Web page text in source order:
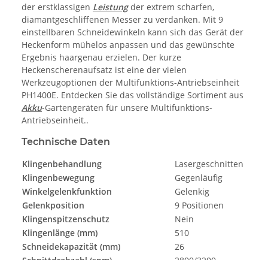
der erstklassigen Leistungder extrem scharfen,
diamantgeschliffenen Messer zu verdanken. Mit 9
einstellbaren Schneidewinkeln kann sich das Gerät der
Heckenform mühelos anpassen und das gewünschte
Ergebnis haargenau erzielen. Der kurze
Heckenscherenaufsatz ist eine der vielen
Werkzeugoptionen der Multifunktions-Antriebseinheit
PH1400E. Entdecken Sie das vollständige Sortiment aus
Akku-Gartengeräten für unsere Multifunktions-
Antriebseinheit..
Technische Daten
Klingenbehandlung
Lasergeschnitten
Klingenbewegung
Gegenläufig
Winkelgelenkfunktion
Gelenkig
Gelenkposition
9 Positionen
Klingenspitzenschutz
Nein
Klingenlänge (mm)
510
Schneidekapazität (mm)
26